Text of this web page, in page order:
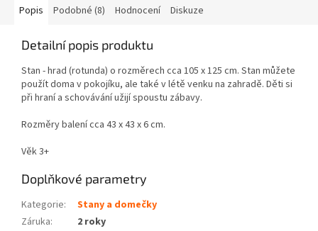
Popis Podobné (8) Hodnocení Diskuze
Detailní popis produktu
Stan - hrad (rotunda) o rozměrech cca 105 x 125 cm. Stan můžete
použít doma v pokojíku, ale také v létě venku na zahradě. Děti si
při hraní a schovávání užijí spoustu zábavy.
Rozměry balení cca 43 x 43 x 6 cm.
Věk 3+
Doplňkové parametry
Kategorie:
Stany a domečky
Záruka:
2 roky